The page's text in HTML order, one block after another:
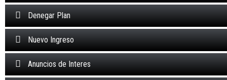
Denegar Plan
Nuevo Ingreso
Anuncios de Interes